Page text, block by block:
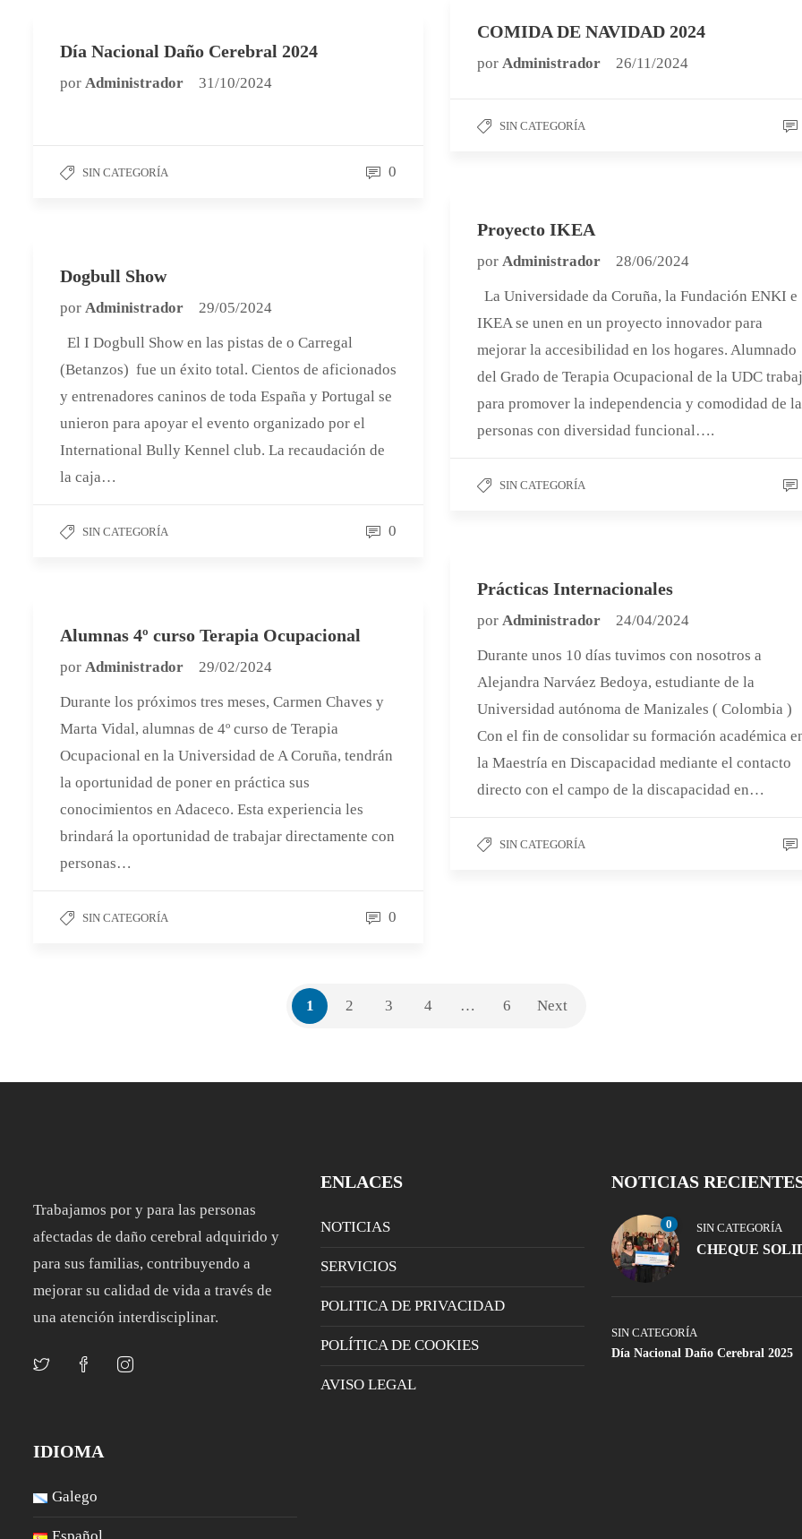
COMIDA DE NAVIDAD 2024
por Administrador 26/11/2024
SIN CATEGORÍA
Día Nacional Daño Cerebral 2024
por Administrador 31/10/2024
SIN CATEGORÍA 0
Proyecto IKEA
por Administrador 28/06/2024
La Universidade da Coruña, la Fundación ENKI e
IKEA se unen en un proyecto innovador para
mejorar la accesibilidad en los hogares. Alumnado
del Grado de Terapia Ocupacional de la UDC
para promover la independencia y comodidad de
personas con diversidad funcional….
SIN CATEGORÍA
Dogbull Show
por Administrador 29/05/2024
El I Dogbull Show en las pistas de o Carregal
(Betanzos) fue un éxito total. Cientos de aficionados
y entrenadores caninos de toda España y Portugal se
unieron para apoyar el evento organizado por el
International Bully Kennel club. La recaudación de
la caja…
SIN CATEGORÍA 0
Prácticas Internacionales
por Administrador 24/04/2024
Durante unos 10 días tuvimos con nosotros a
Alejandra Narváez Bedoya, estudiante de la
Universidad autónoma de Manizales ( Colombia )
Con el fin de consolidar su formación académica
la Maestría en Discapacidad mediante el contacto
directo con el campo de la discapacidad en…
SIN CATEGORÍA
Alumnas 4º curso Terapia Ocupacional
por Administrador 29/02/2024
Durante los próximos tres meses, Carmen Chaves y
Marta Vidal, alumnas de 4º curso de Terapia
Ocupacional en la Universidad de A Coruña, tendrán
la oportunidad de poner en práctica sus
conocimientos en Adaceco. Esta experiencia les
brindará la oportunidad de trabajar directamente con
personas…
SIN CATEGORÍA 0
1 2 3 4 … 6 Next
Trabajamos por y para las personas
afectadas de daño cerebral adquirido y
para sus familias, contribuyendo a
mejorar su calidad de vida a través de
una atención interdisciplinar.
ENLACES
NOTICIAS
SERVICIOS
POLITICA DE PRIVACIDAD
POLÍTICA DE COOKIES
AVISO LEGAL
NOTICIAS
0 SIN CATEGORÍA
CHEQUE
SIN CATEGORÍA
Día Nacional Daño Cerebral 2025
IDIOMA
Galego